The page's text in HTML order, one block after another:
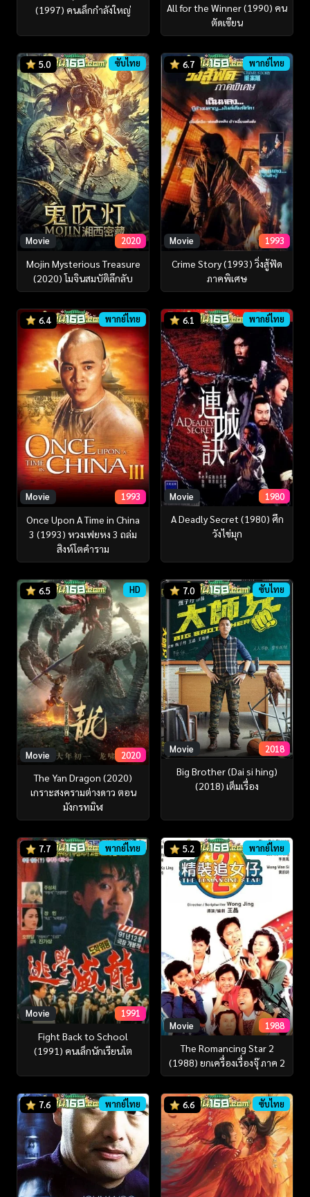
(1997) คนเล็กกำลังใหญ่
All for the Winner (1990) คน
ตัดเซียน
5.0 ซับไทย
Movie 2020
Mojin Mysterious Treasure
(2020) โมจินสมบัติลึกลับ
6.7 พากย์ไทย
Movie 1993
Crime Story (1993) วิ่งสู้ฟัด
ภาคพิเศษ
6.4 พากย์ไทย
Movie 1993
Once Upon A Time in China
3 (1993) หวงเฟยหง 3 ถล่ม
สิงห์โตคำราม
6.1 พากย์ไทย
Movie 1980
A Deadly Secret (1980) ศึก
วังไข่มุก
6.5 HD
Movie 2020
The Yan Dragon (2020)
เกราะสงครามต่างดาว ตอน
มังกรทมิฬ
7.0 ซับไทย
Movie 2018
Big Brother (Dai si hing)
(2018) เต็มเรื่อง
7.7 พากย์ไทย
Movie 1991
Fight Back to School
(1991) คนเล็กนักเรียนโต
5.2 พากย์ไทย
Movie 1988
The Romancing Star 2
(1988) ยกเครื่องเรื่องจุ๊ ภาค 2
7.6 พากย์ไทย 6.6 ซับไทย